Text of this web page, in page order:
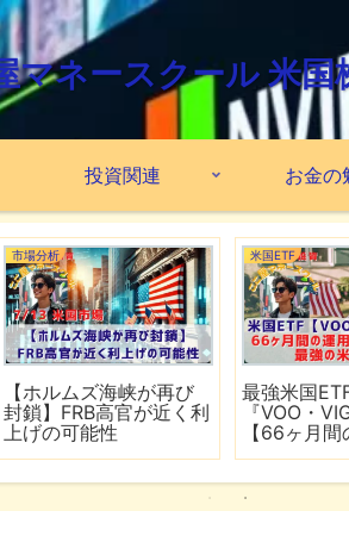
マネースクール 米国
投資関連 お金の
市場分析
【ホルムズ海峡が再び
封鎖】FRB高官が近く利
上げの可能性
米国ETF
最強米国
『VOO・
【66ヶ月